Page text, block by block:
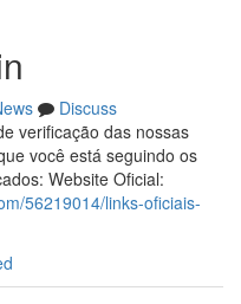
Discuss
verificação das nossas
você está seguindo os
Website Oficial:
56219014/links-oficiais-